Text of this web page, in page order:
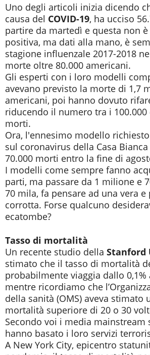
Uno degli articoli inizia dicendo
causa del COVID-19, ha ucciso
partire da martedì e questa non
positiva, ma dati alla mano, è
stagione influenzale 2017-2018
morte oltre 80.000 americani.
Gli esperti con i loro modelli
avevano previsto la morte di 1,7
americani, poi hanno dovuto
riducendo il numero tra i 100.000
morti.
Ora, l'ennesimo modello
sul coronavirus della Casa
70.000 morti entro la fine di
I modelli come sempre fanno
parti, ma passare da 1 milione e
70 mila, fa pensare ad una vera
corrotta. Forse qualcuno
ecatombe?
Tasso di mortalità
Un recente studio della Stanford
stimato che il tasso di mortalità
probabilmente viaggia dallo 0,1%
mentre ricordiamo che
della sanità (OMS) aveva stimato
mortalità superiore di 20 o 30
Secondo voi i media mainstream
hanno basato i loro servizi
A New York City, epicentro